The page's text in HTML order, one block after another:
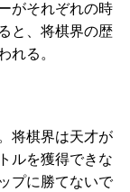
がそれぞれの時
と、将棋界の歴
れる。
将棋界は天才が
ルを獲得できな
プに勝てないで